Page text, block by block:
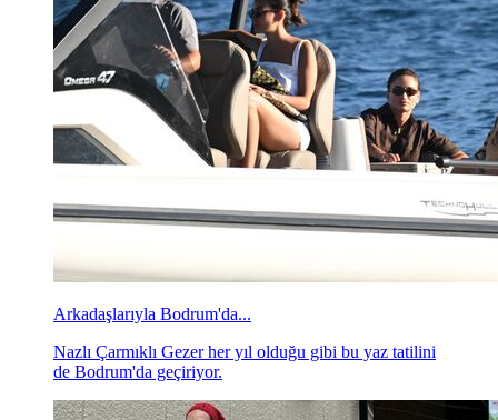
Arkadaşlarıyla Bodrum'da...
Nazlı Çarmıklı Gezer her yıl olduğu gibi bu yaz tatilini
de Bodrum'da geçiriyor.